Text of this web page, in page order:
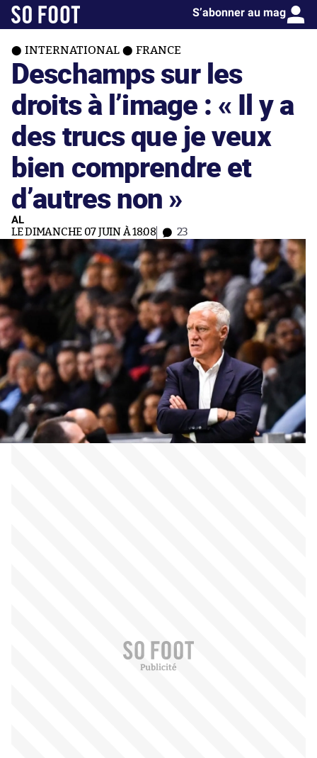
S’abonner au mag
INTERNATIONAL FRANCE
Deschamps sur les
droits à l’image : « Il y a
des trucs que je veux
bien comprendre et
d’autres non »
AL
LE DIMANCHE 07 JUIN À 18:08 23